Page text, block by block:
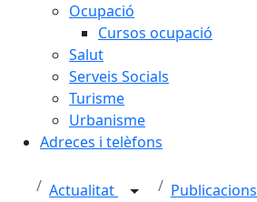
Ocupació
Cursos ocupació
Salut
Serveis Socials
Turisme
Urbanisme
Adreces i telèfons
Actualitat Publicacions